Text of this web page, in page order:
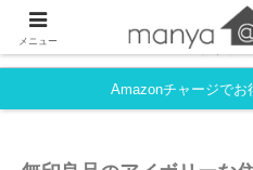
フルタイム共働き・育児中でも、シ
ライフハ
Amazonチャージでお
メニュー